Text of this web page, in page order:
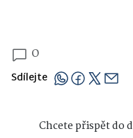
0
Sdílejte
Chcete přispět do